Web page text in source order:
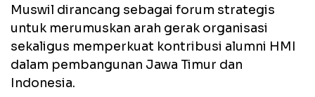
Muswil dirancang sebagai forum strategis
untuk merumuskan arah gerak organisasi
sekaligus memperkuat kontribusi alumni HMI
dalam pembangunan Jawa Timur dan
Indonesia.